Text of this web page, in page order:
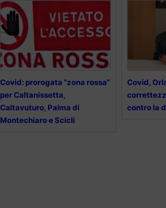
Covid: prorogata “zona rossa”
per Caltanissetta,
Caltavuturo, Palma di
Montechiaro e Scicli
Covid,
contro la